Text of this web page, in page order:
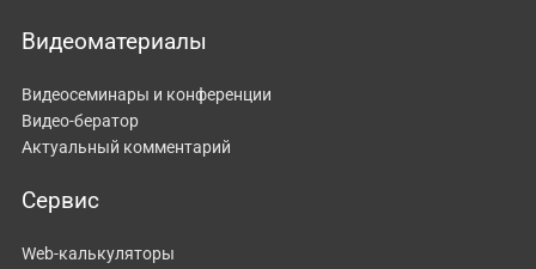
Видеоматериалы
Видеосеминары и конференции
Видео-бератор
Актуальный комментарий
Сервис
Web-калькуляторы